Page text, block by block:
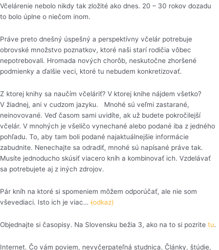
Včelárenie nebolo nikdy tak zložité ako dnes. 20 – 30 rokov dozadu
to bolo úplne o niečom inom.
Práve preto dnešný úspešný a perspektívny včelár potrebuje
obrovské množstvo poznatkov, ktoré naši starí rodičia vôbec
nepotrebovali. Hromada nových chorôb, neskutočne zhoršené
podmienky a ďalšie veci, ktoré tu nebudem konkretizovať.
Z ktorej knihy sa naučím včeláriť? V ktorej knihe nájdem všetko?
V žiadnej, ani v cudzom jazyku. Mnohé sú veľmi zastarané,
neinovované. Veď časom sami uvidíte, ak už budete pokročilejší
včelár. V mnohých je všeličo vynechané alebo podané iba z jedného
pohľadu. To, aby tam boli podané najaktuálnejšie informácie
zabudnite. Nenechajte sa odradiť, mnohé sú napísané práve tak.
Musíte jednoducho skúsiť viacero kníh a kombinovať ich. Vzdelávať
sa potrebujete aj z iných zdrojov.
Pár kníh na ktoré si spomeniem môžem odporúčať, ale nie som
vševediaci. Isto ich je viac… (odkaz)
Objednajte si časopisy. Na Slovensku bežia 3, ako na to si pozrite tu.
Internet. Čo vám poviem, nevyčerpateľná studnica. Články, štúdie,